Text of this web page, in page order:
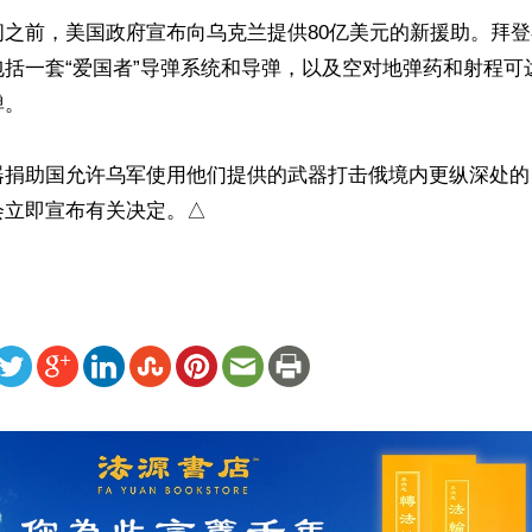
前，美国政府宣布向乌克兰提供80亿美元的新援助。拜
一套“爱国者”导弹系统和导弹，以及空对地弹药和射程可
助国允许乌军使用他们提供的武器打击俄境内更纵深处
立即宣布有关决定。△